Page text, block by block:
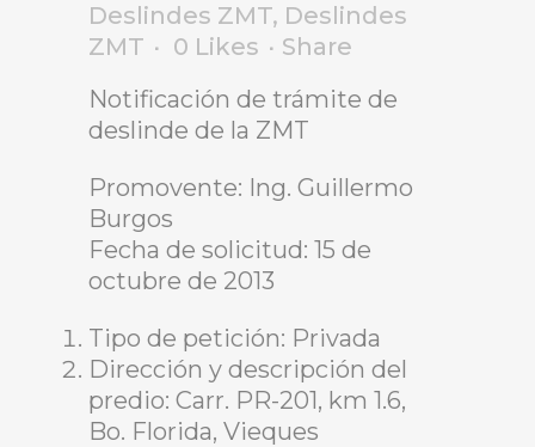
Deslindes ZMT, Deslindes
ZMT
0 Likes
Share
Notificación de trámite de
deslinde de la ZMT
Promovente: Ing. Guillermo
Burgos
Fecha de solicitud: 15 de
octubre de 2013
Tipo de petición: Privada
Dirección y descripción del
predio: Carr. PR-201, km 1.6,
Bo. Florida, Vieques